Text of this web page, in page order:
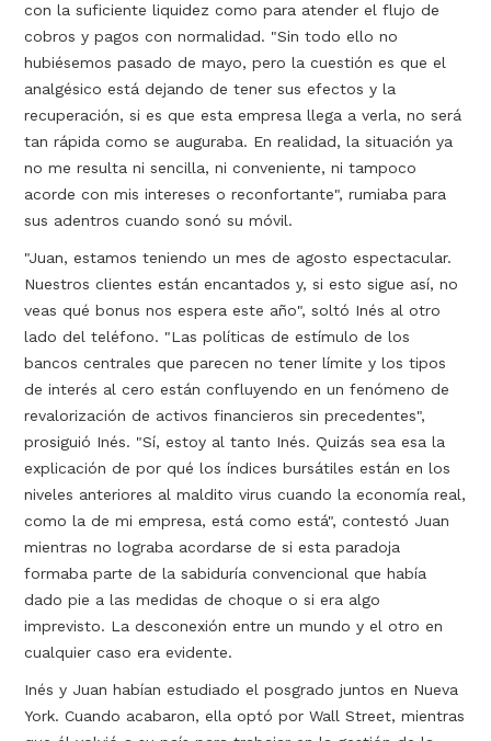
con la suficiente liquidez como para atender el flujo de
cobros y pagos con normalidad. "Sin todo ello no
hubiésemos pasado de mayo, pero la cuestión es que el
analgésico está dejando de tener sus efectos y la
recuperación, si es que esta empresa llega a verla, no será
tan rápida como se auguraba. En realidad, la situación ya
no me resulta ni sencilla, ni conveniente, ni tampoco
acorde con mis intereses o reconfortante", rumiaba para
sus adentros cuando sonó su móvil.
"Juan, estamos teniendo un mes de agosto espectacular.
Nuestros clientes están encantados y, si esto sigue así, no
veas qué bonus nos espera este año", soltó Inés al otro
lado del teléfono. "Las políticas de estímulo de los
bancos centrales que parecen no tener límite y los tipos
de interés al cero están confluyendo en un fenómeno de
revalorización de activos financieros sin precedentes",
prosiguió Inés. "Sí, estoy al tanto Inés. Quizás sea esa la
explicación de por qué los índices bursátiles están en los
niveles anteriores al maldito virus cuando la economía real,
como la de mi empresa, está como está", contestó Juan
mientras no lograba acordarse de si esta paradoja
formaba parte de la sabiduría convencional que había
dado pie a las medidas de choque o si era algo
imprevisto. La desconexión entre un mundo y el otro en
cualquier caso era evidente.
Inés y Juan habían estudiado el posgrado juntos en Nueva
York. Cuando acabaron, ella optó por Wall Street, mientras